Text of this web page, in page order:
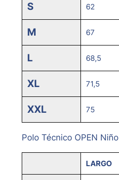
S 62
M 67
L 68,5
XL 71,5
XXL 75
Polo Técnico OPEN Niño
LARGO